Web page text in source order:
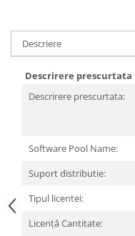
Memorii
SSD
Hard Disc-uri
Surse
Cooler
Servere & Componente
Componente Server
Descriere
Descrirere prescurtata
Descrirere prescurtata:
Software Pool Name:
Suport distributie:
Tipul licentei:
Licență Cantitate: